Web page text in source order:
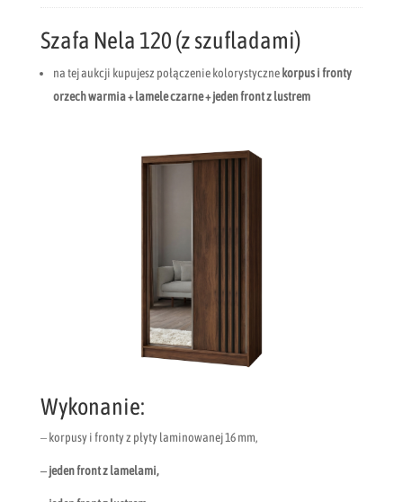
Szafa Nela 120 (z szufladami)
na tej aukcji kupujesz połączenie kolorystyczne korpus i fronty
orzech warmia + lamele czarne + jeden front z lustrem
Wykonanie:
– korpusy i fronty z płyty laminowanej 16 mm,
– jeden front z lamelami,